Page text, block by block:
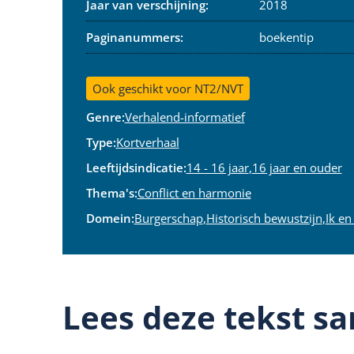
Jaar van verschijning: 2018
Paginanummers: boekentip
Ook geschikt voor NT2/NVT
Genre:Verhalend-informatief
Type:Kortverhaal
Leeftijdsindicatie:14 - 16 jaar,16 jaar en ouder
Thema's:Conflict en harmonie
Domein:Burgerschap,Historisch bewustzijn,Ik
Lees deze tekst